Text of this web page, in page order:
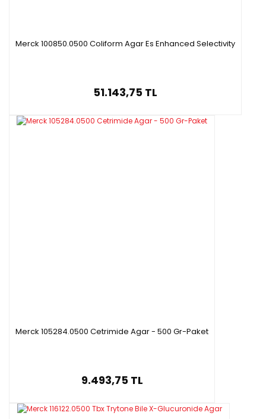
Merck 100850.0500 Coliform Agar Es Enhanced Selectivity
51.143,75 TL
Merck 105284.0500 Cetrimide Agar - 500 Gr-Paket
9.493,75 TL